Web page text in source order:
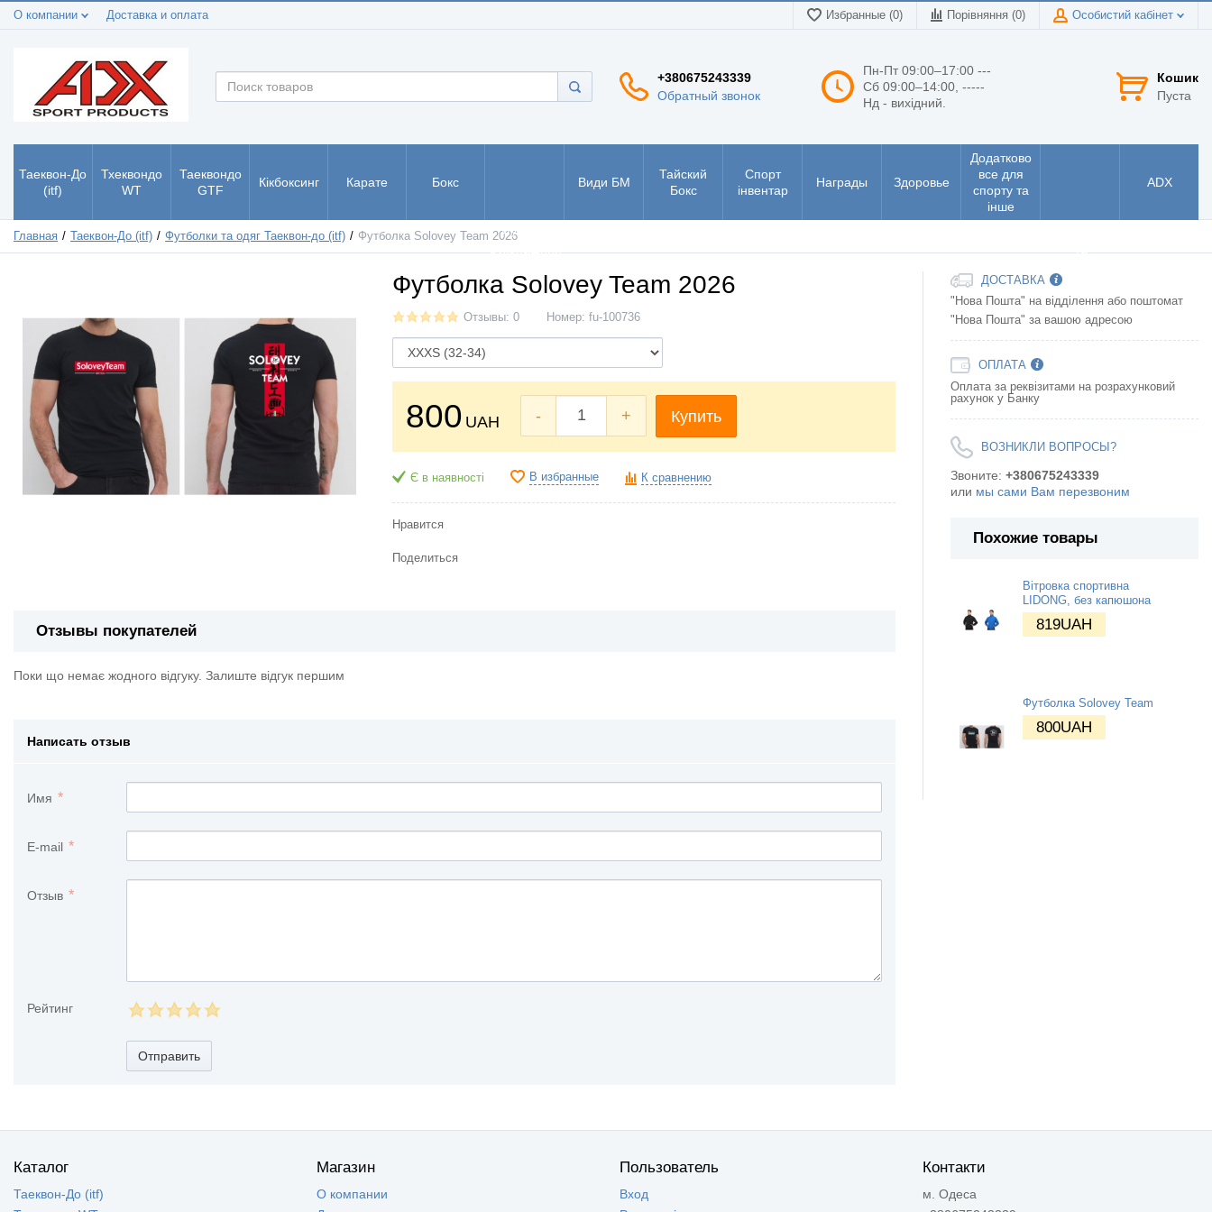
О компании Доставка и оплата Избранные (0) Порівняння (0) Особистий кабінет
+380675243339
Обратный звонок
Пн-Пт 09:00–17:00 ---
Сб 09:00–14:00, -----
Нд - вихідний.
Кошик
Пуста
Таеквон-До
(itf)
Тхеквондо
WT
Таеквондо
GTF
Кікбоксинг Карате Бокс
РУКБО -
Види БМ
Тайский
Бокс
Спорт
інвентар
Награды Здоровье
Додатково
все для
спорту та
інше
ADX
Главная Таеквон-До (itf) Футболки та одяг Таеквон-до (itf) Футболка Solovey Team 2026
Футболка Solovey Team 2026
Отзывы: 0 Номер: fu-100736
800 UAH - + Купить
Є в наявності В избранные К сравнению
Нравится
Поделиться
Отзывы покупателей
Поки що немає жодного відгуку. Залиште відгук першим
Написать отзыв
Имя
E-mail
Отзыв
Рейтинг
Отправить
ДОСТАВКА
"Нова Пошта" на відділення або поштомат
"Нова Пошта" за вашою адресою
ОПЛАТА
Оплата за реквізитами на розрахунковий
рахунок у Банку
ВОЗНИКЛИ ВОПРОСЫ?
Звоните: +380675243339
или мы сами Вам перезвоним
Похожие товары
Вітровка спортивна
LIDONG, без капюшона
819UAH
Футболка Solovey Team
800UAH
Каталог
Таеквон-До (itf)
Магазин
О компании
Пользователь
Вход
Контакти
м. Одеса